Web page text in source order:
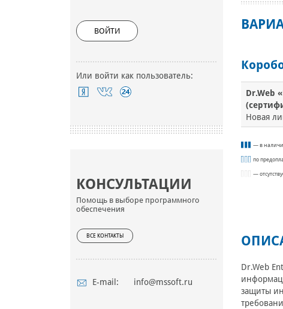
ВОЙТИ
Или войти как пользователь:
КОНСУЛЬТАЦИИ
Помощь в выборе программного
обеспечения
ВСЕ КОНТАКТЫ
E-mail: info@mssoft.ru
Dr.Web
Новая
— в
по
—
Dr.Web
защиты